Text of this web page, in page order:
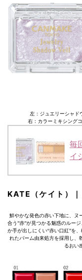
左：ジュエリーシャド
右：カラーミキシング
毎
イ
KATE（ケイト）
鮮やかな発色の赤い下地に、ヌ
合う”赤”が見つかる魅惑のルー
か手が出しにくい“赤い口紅”を
れたバーム由来処方を採用し、
るおい